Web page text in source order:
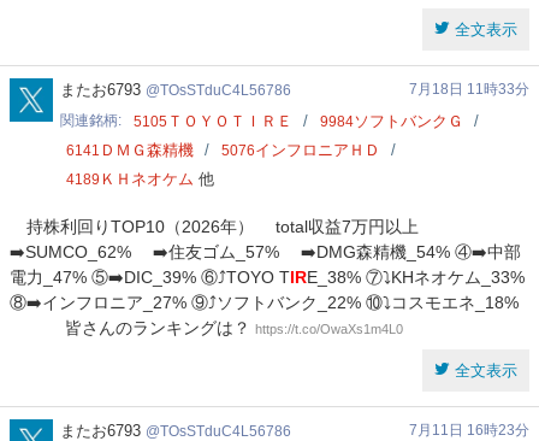
全文表示
TOsSTduC4L56786
またお6793 TOsSTduC4L56786
7月18日 11時33分
関連銘柄
5105 ＴＯＹＯＴＩＲＥ 9984ソフトバンクＧ
6141 ＤＭＧ森精機 5076インフロニアＨＤ
4189 ＫＨネオケム 他
持株利回りTOP10（2026年） total収益7万円以上
➡️SUMCO_62% ➡️住友ゴム_57% ➡️DMG森精機_54% ④➡️中部
電力_47% ⑤➡️DIC_39% ⑥⤴️TOYO TIRE_38% ⑦⤵️KHネオケム_33%
⑧➡️インフロニア_27% ⑨⤴️ソフトバンク_22% ⑩⤵️コスモエネ_18%
皆さんのランキングは？ https://t.co/OwaXs1m4L0
全文表示
TOsSTduC4L56786
またお6793 TOsSTduC4L56786
7月11日 16時23分